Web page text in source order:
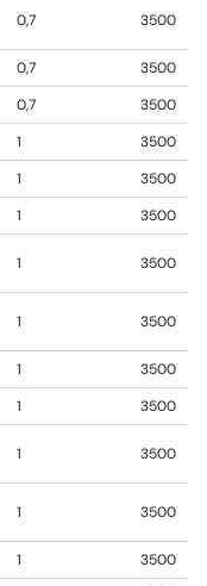
0,7 3500
0,7
3500
0,7
3500
1
3500
1
3500
1 3500
1 3500
1 3500
1
3500
1 3500
1 3500
1 3500
1
3500